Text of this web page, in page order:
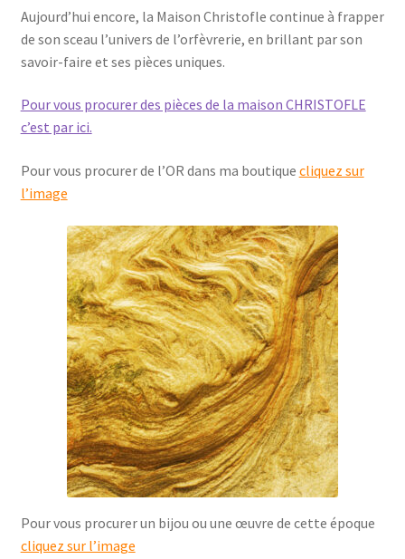
Aujourd’hui encore, la Maison Christofle continue à frapper
de son sceau l’univers de l’orfèvrerie, en brillant par son
savoir-faire et ses pièces uniques.
Pour vous procurer des pièces de la maison CHRISTOFLE
c’est par ici.
Pour vous procurer de l’OR dans ma boutique cliquez sur
l’image
Pour vous procurer un bijou ou une œuvre de cette époque
cliquez sur l’image